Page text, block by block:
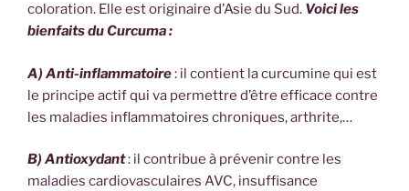
coloration. Elle est originaire d’Asie du Sud. Voici les
bienfaits du Curcuma :
A) Anti-inflammatoire: il contient la curcumine qui est
le principe actif qui va permettre d’être efficace contre
les maladies inflammatoires chroniques, arthrite,…
B) Antioxydant: il contribue à prévenir contre les
maladies cardiovasculaires AVC, insuffisance